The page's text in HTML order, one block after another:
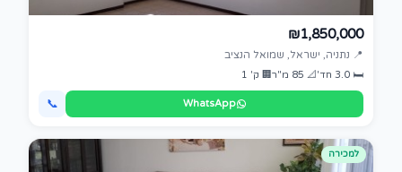
₪1,850,000
📍 נתניה, ישראל, שמואל הנציב
🛏 3.0 חד' 📐 85 מ"ר 🏢 ק' 1
WhatsApp
📞
למכירה